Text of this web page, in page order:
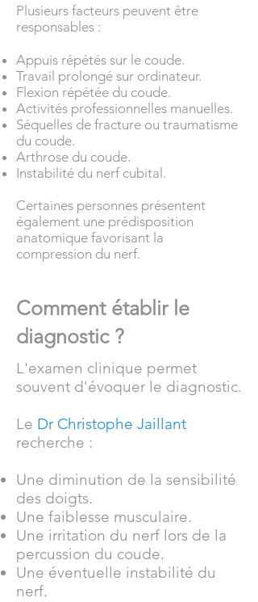
Plusieurs facteurs peuvent être
responsables :
Appuis répétés sur le coude.
Travail prolongé sur ordinateur.
Flexion répétée du coude.
Activités professionnelles manuelles.
Séquelles de fracture ou traumatisme
du coude.
Arthrose du coude.
Instabilité du nerf cubital.
Certaines personnes présentent
également une prédisposition
anatomique favorisant la
compression du nerf.
Comment établir le
diagnostic ?
L'examen clinique permet
souvent d'évoquer le diagnostic.
Le Dr Christophe Jaillant
recherche :
Une diminution de la sensibilité
des doigts.
Une faiblesse musculaire.
Une irritation du nerf lors de la
percussion du coude.
Une éventuelle instabilité du
nerf.